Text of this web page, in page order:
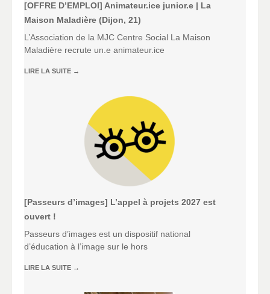
[OFFRE D’EMPLOI] Animateur.ice junior.e | La
Maison Maladière (Dijon, 21)
L’Association de la MJC Centre Social La Maison
Maladière recrute un.e animateur.ice
LIRE LA SUITE →
[Passeurs d’images] L’appel à projets 2027 est
ouvert !
Passeurs d’images est un dispositif national
d’éducation à l’image sur le hors
LIRE LA SUITE →